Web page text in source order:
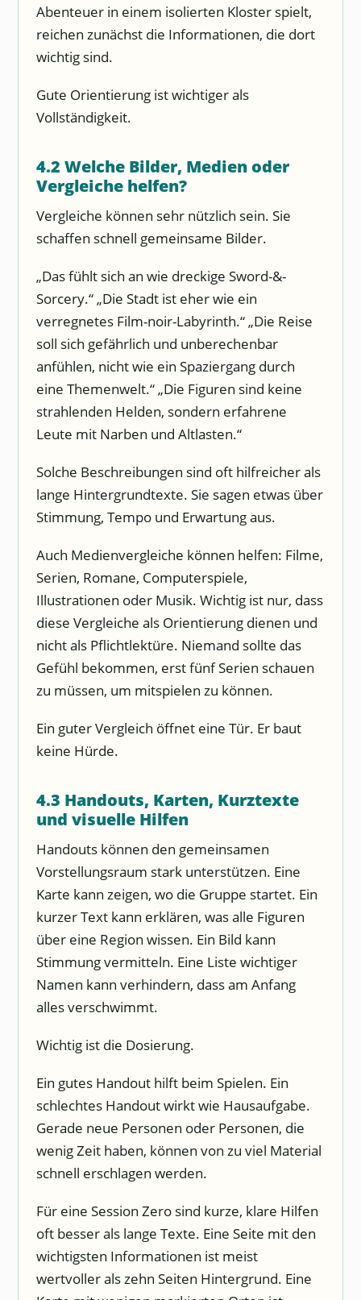
Abenteuer in einem isolierten Kloster spielt,
reichen zunächst die Informationen, die dort
wichtig sind.
Gute Orientierung ist wichtiger als
Vollständigkeit.
4.2 Welche Bilder, Medien oder
Vergleiche helfen?
Vergleiche können sehr nützlich sein. Sie
schaffen schnell gemeinsame Bilder.
„Das fühlt sich an wie dreckige Sword-&-
Sorcery.“ „Die Stadt ist eher wie ein
verregnetes Film-noir-Labyrinth.“ „Die Reise
soll sich gefährlich und unberechenbar
anfühlen, nicht wie ein Spaziergang durch
eine Themenwelt.“ „Die Figuren sind keine
strahlenden Helden, sondern erfahrene
Leute mit Narben und Altlasten.“
Solche Beschreibungen sind oft hilfreicher als
lange Hintergrundtexte. Sie sagen etwas über
Stimmung, Tempo und Erwartung aus.
Auch Medienvergleiche können helfen: Filme,
Serien, Romane, Computerspiele,
Illustrationen oder Musik. Wichtig ist nur, dass
diese Vergleiche als Orientierung dienen und
nicht als Pflichtlektüre. Niemand sollte das
Gefühl bekommen, erst fünf Serien schauen
zu müssen, um mitspielen zu können.
Ein guter Vergleich öffnet eine Tür. Er baut
keine Hürde.
4.3 Handouts, Karten, Kurztexte
und visuelle Hilfen
Handouts können den gemeinsamen
Vorstellungsraum stark unterstützen. Eine
Karte kann zeigen, wo die Gruppe startet. Ein
kurzer Text kann erklären, was alle Figuren
über eine Region wissen. Ein Bild kann
Stimmung vermitteln. Eine Liste wichtiger
Namen kann verhindern, dass am Anfang
alles verschwimmt.
Wichtig ist die Dosierung.
Ein gutes Handout hilft beim Spielen. Ein
schlechtes Handout wirkt wie Hausaufgabe.
Gerade neue Personen oder Personen, die
wenig Zeit haben, können von zu viel Material
schnell erschlagen werden.
Für eine Session Zero sind kurze, klare Hilfen
oft besser als lange Texte. Eine Seite mit den
wichtigsten Informationen ist meist
wertvoller als zehn Seiten Hintergrund. Eine